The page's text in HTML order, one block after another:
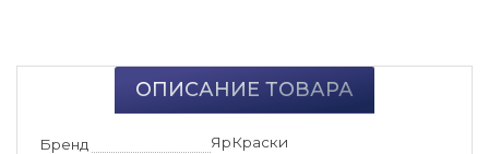
ОПИСАНИЕ ТОВАРА
Бренд
ЯрКраски